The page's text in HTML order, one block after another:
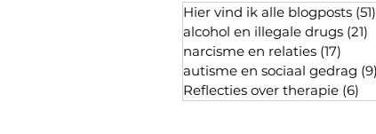
Hier vind ik alle blogposts (51)
alcohol en illegale drugs (21)
narcisme en relaties (17)
autisme en sociaal gedrag (9)
Reflecties over therapie (6)